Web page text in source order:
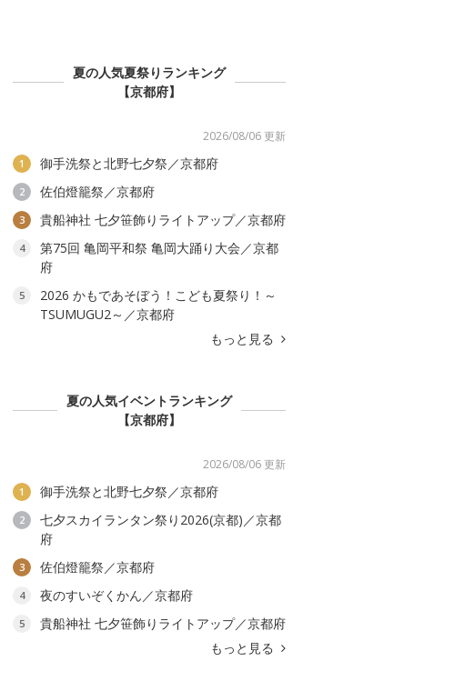
夏の人気夏祭りランキング
【京都府】
2026/08/06 更新
1 御手洗祭と北野七夕祭／京都府
2 佐伯燈籠祭／京都府
3 貴船神社 七夕笹飾りライトアップ／京都府
4
第75回 亀岡平和祭 亀岡大踊り大会／京都
府
5
2026 かもであそぼう！こども夏祭り！～
TSUMUGU2～／京都府
もっと見る
夏の人気イベントランキング
【京都府】
2026/08/06 更新
1 御手洗祭と北野七夕祭／京都府
2
七夕スカイランタン祭り2026(京都)／京都
府
3 佐伯燈籠祭／京都府
4 夜のすいぞくかん／京都府
5
貴船神社 七夕笹飾りライトアップ／京都府
もっと見る